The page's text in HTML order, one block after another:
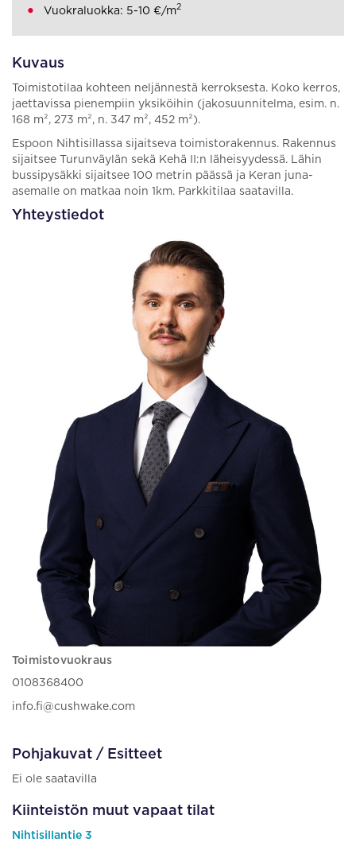
Kuvaus
Toimistotilaa kohteen neljännestä kerroksesta. Koko kerros,
jaettavissa pienempiin yksiköihin (jakosuunnitelma, esim. n.
168 m², 273 m², n. 347 m², 452 m²).
Espoon Nihtisillassa sijaitseva toimistorakennus. Rakennus
sijaitsee Turunväylän sekä Kehä II:n läheisyydessä. Lähin
bussipysäkki sijaitsee 100 metrin päässä ja Keran juna-
asemalle on matkaa noin 1km. Parkkitilaa saatavilla.
Yhteystiedot
Toimistovuokraus
0108368400
info.fi@cushwake.com
Pohjakuvat / Esitteet
Ei ole saatavilla
Kiinteistön muut vapaat tilat
Nihtisillantie 3
Vuokraluokka: 5-10 €/m2